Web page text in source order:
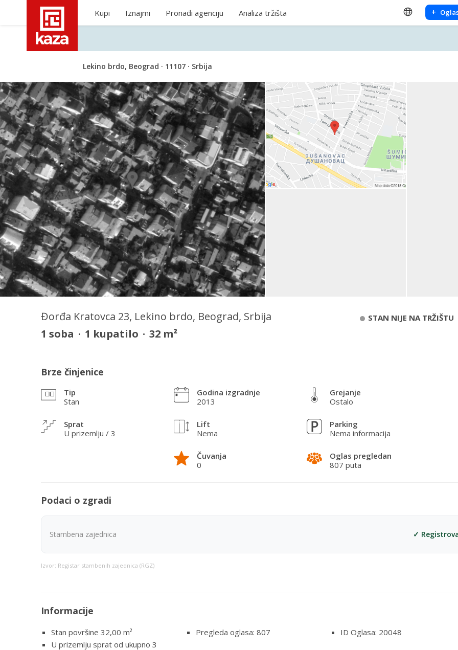
Kupi Iznajmi Pronađi agenciju Analiza tržišta +
Lekino brdo, Beograd · 11107 · Srbija
Đorđa Kratovca 23, Lekino brdo, Beograd, Srbija
1 soba · 1 kupatilo · 32 m²
STAN NIJE NA TRŽIŠTU
Brze činjenice
Tip
Stan
Sprat
U prizemlju / 3
Godina izgradnje
2013
Lift
Nema
Čuvanja
0
Grejanje
Ostalo
Parking
Nema informacija
Oglas pregledan
807 puta
Podaci o zgradi
Stambena zajednica ✓
Izvor: Registar stambenih zajednica (RGZ)
Informacije
Stan površine 32,00 m²
U prizemlju sprat od ukupno 3
Pregleda oglasa: 807 ID Oglasa: 20048